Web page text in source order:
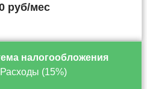
руб/мес
налогообложения
(15%)